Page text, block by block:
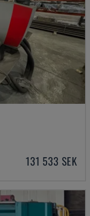
131 533 SEK